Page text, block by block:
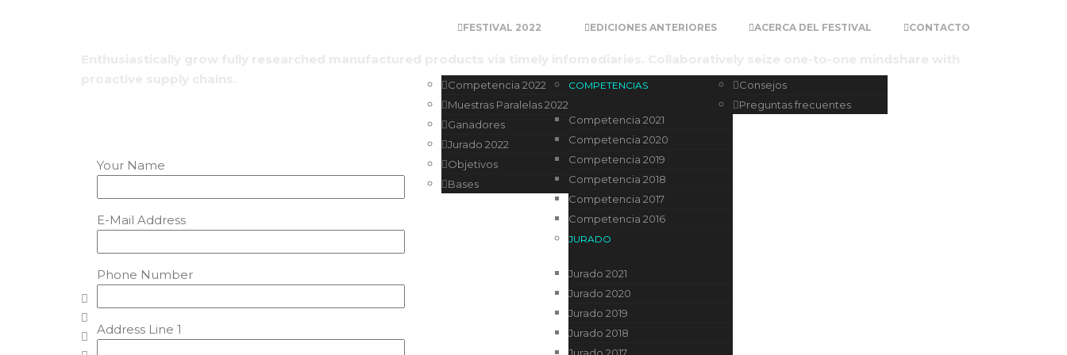
FESTIVAL 2022
Competencia 2022
Muestras Paralelas 2022
Ganadores
Jurado 2022
Objetivos
Bases
EDICIONES ANTERIORES
COMPETENCIAS
Competencia 2021
Competencia 2020
Competencia 2019
Competencia 2018
Competencia 2017
Competencia 2016
JURADO
Jurado 2021
Jurado 2020
Jurado 2019
Jurado 2018
ACERCA DEL FESTIVAL
Consejos
Preguntas frecuentes
CONTACTO
So you have a project for us?
Your Name
E-Mail Address
Phone Number
Address Line 1